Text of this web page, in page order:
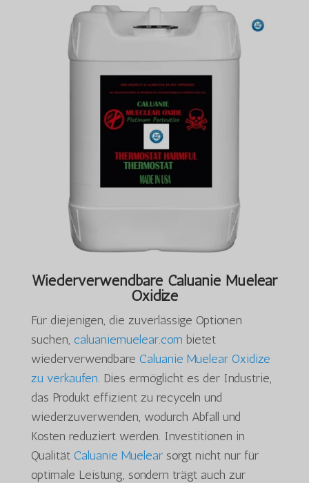
Wiederverwendbare Caluanie Muelear
Oxidize
Für diejenigen, die zuverlässige Optionen
suchen, caluaniemuelear.com bietet
wiederverwendbare Caluanie Muelear Oxidize
zu verkaufen. Dies ermöglicht es der Industrie,
das Produkt effizient zu recyceln und
wiederzuverwenden, wodurch Abfall und
Kosten reduziert werden. Investitionen in
Qualität Caluanie Muelearsorgt nicht nur für
optimale Leistung, sondern trägt auch zur